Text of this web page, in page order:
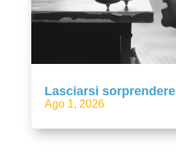
Lasciarsi sorprendere
Ago 1, 2026